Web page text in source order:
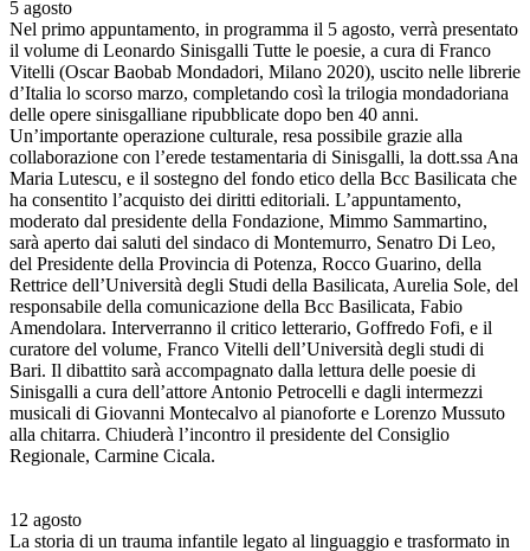
5 agosto
Nel primo appuntamento, in programma il 5 agosto, verrà presentato
il volume di Leonardo Sinisgalli Tutte le poesie, a cura di Franco
Vitelli (Oscar Baobab Mondadori, Milano 2020), uscito nelle librerie
d’Italia lo scorso marzo, completando così la trilogia mondadoriana
delle opere sinisgalliane ripubblicate dopo ben 40 anni.
Un’importante operazione culturale, resa possibile grazie alla
collaborazione con l’erede testamentaria di Sinisgalli, la dott.ssa Ana
Maria Lutescu, e il sostegno del fondo etico della Bcc Basilicata che
ha consentito l’acquisto dei diritti editoriali. L’appuntamento,
moderato dal presidente della Fondazione, Mimmo Sammartino,
sarà aperto dai saluti del sindaco di Montemurro, Senatro Di Leo,
del Presidente della Provincia di Potenza, Rocco Guarino, della
Rettrice dell’Università degli Studi della Basilicata, Aurelia Sole, del
responsabile della comunicazione della Bcc Basilicata, Fabio
Amendolara. Interverranno il critico letterario, Goffredo Fofi, e il
curatore del volume, Franco Vitelli dell’Università degli studi di
Bari. Il dibattito sarà accompagnato dalla lettura delle poesie di
Sinisgalli a cura dell’attore Antonio Petrocelli e dagli intermezzi
musicali di Giovanni Montecalvo al pianoforte e Lorenzo Mussuto
alla chitarra. Chiuderà l’incontro il presidente del Consiglio
Regionale, Carmine Cicala.
12 agosto
La storia di un trauma infantile legato al linguaggio e trasformato in